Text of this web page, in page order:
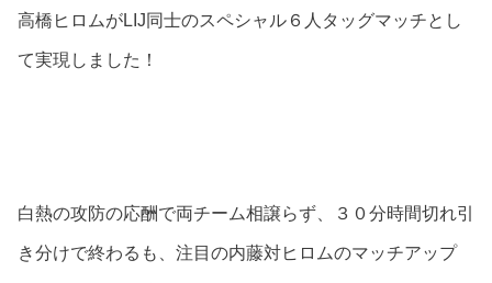
高橋ヒロムがLIJ同士のスペシャル６人タッグマッチとし
て実現しました！
白熱の攻防の応酬で両チーム相譲らず、３０分時間切れ引
き分けで終わるも、注目の内藤対ヒロムのマッチアップ